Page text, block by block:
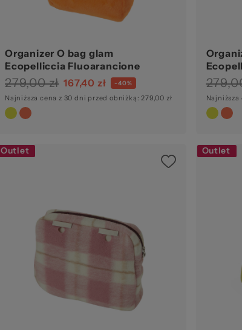
Organizer O bag glam
Ecopelliccia Fluoarancione
279,00 zł 167,40 zł -40%
Najniższa cena z 30 dni przed obniżką: 279,00 zł Najniższa
Outlet Outlet